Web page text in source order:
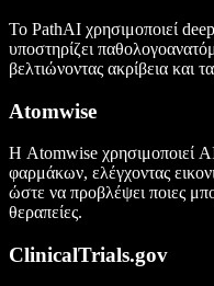
Το PathAI χρησιμοποιεί
υποστηρίζει
βελτιώνοντας ακρίβεια και
Atomwise
Η Atomwise χρησιμοποιεί
φαρμάκων, ελέγχοντας
ώστε να προβλέψει ποιες
θεραπείες.
ClinicalTrials.gov